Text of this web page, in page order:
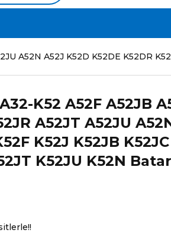
A52N A52J K52D K52DE K52DR
K52 A52F A52JB
A52JT A52JU
K52J K52JB
K52JU K52N